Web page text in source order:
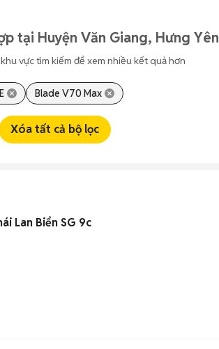
tại Huyện Văn Giang, Hưng Yên
vực tìm kiếm để xem nhiều kết quả hơn
Blade V70 Max
Xóa tất cả bộ lọc
Lan Biển SG 9c